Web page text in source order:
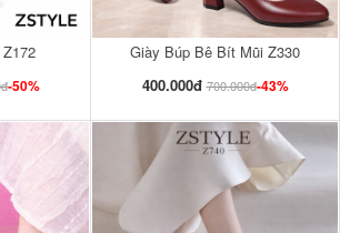
-50%
Giày Búp Bê Bít Mũi Z330
400.000đ 700.000đ-43%